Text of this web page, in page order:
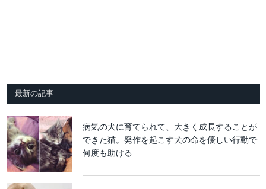
最新の記事
病気の犬に育てられて、大きく成長することが
できた猫。発作を起こす犬の命を優しい行動で
何度も助ける